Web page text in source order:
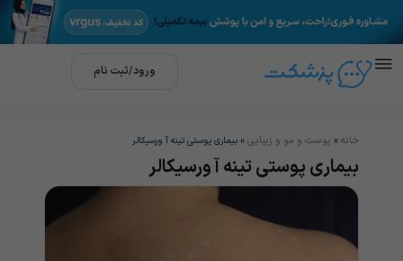
ورود/ثبت نام
خانه » پوست و مو و زیبایی » بیماری پوستی تینه آ ورسیکالر
بیماری پوستی تینه آ ورسیکالر